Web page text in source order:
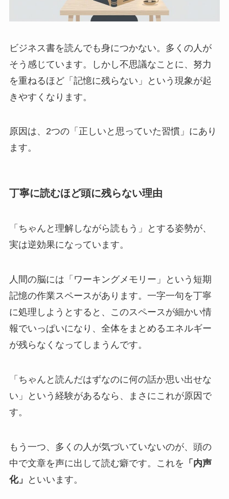
ビジネス書を読んでも身につかない。多くの人が
そう感じています。しかし不思議なことに、努力
を重ねるほど「記憶に残らない」という現象が起
きやすくなります。
原因は、2つの「正しいと思っていた習慣」にあり
ます。
丁寧に読むほど頭に残らない理由
「ちゃんと理解しながら読もう」とする姿勢が、
実は逆効果になっています。
人間の脳には「ワーキングメモリー」という短期
記憶の作業スペースがあります。一字一句を丁寧
に処理しようとすると、このスペースが細かい情
報でいっぱいになり、全体をまとめるエネルギー
が残らなくなってしまうんです。
「ちゃんと読んだはずなのに何の話か思い出せな
い」という経験があるなら、まさにこれが原因で
す。
もう一つ、多くの人が気づいていないのが、頭の
中で文章を声に出して読む癖です。これを 「内声
化」
といいます。